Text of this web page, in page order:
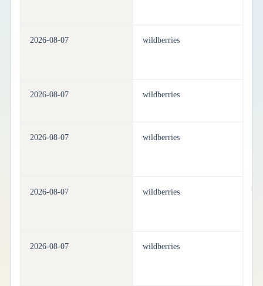
2026-08-07 wildberries
2026-08-07 wildberries
2026-08-07 wildberries
2026-08-07 wildberries
2026-08-07 wildberries